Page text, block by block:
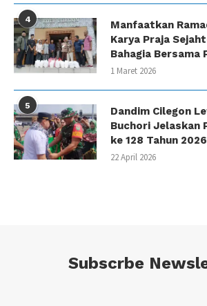
4
Manfaatkan
Karya Praja
Bahagia Bersama
1 Maret 2026
5
Dandim Cilegon
Buchori Jelaskan
ke 128 Tahun 2026
22 April 2026
Subscrbe